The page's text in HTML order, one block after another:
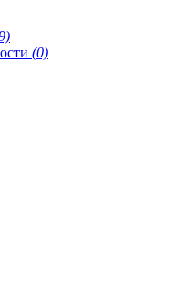
(0)